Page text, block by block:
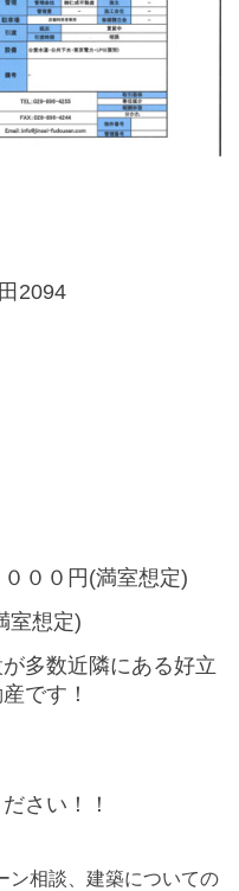
2094
００円(満室想定)
想定)
多数近隣にある好立
です！
さい！！
ン相談、建築についての